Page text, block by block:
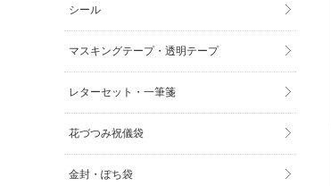
シール
マスキングテープ・透明テープ
レターセット・一筆箋
花づつみ祝儀袋
金封・ぽち袋